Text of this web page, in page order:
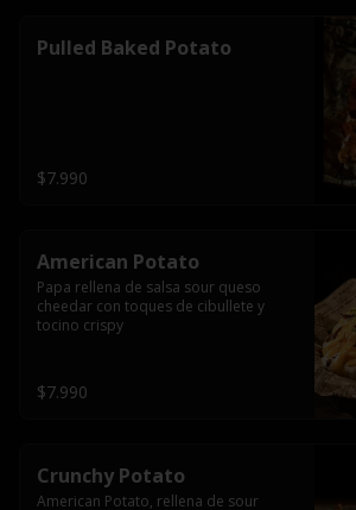
Pulled Baked Potato
$7.990
American Potato
Papa rellena de salsa sour queso
cheedar con toques de cibullete y
tocino crispy
$7.990
Crunchy Potato
American Potato, rellena de sour